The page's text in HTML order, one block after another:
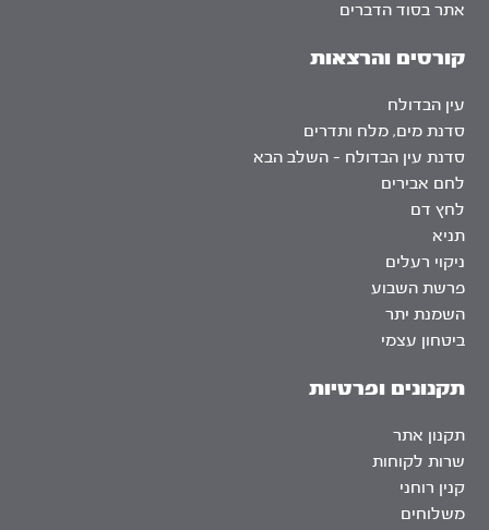
אתר בסוד הדברים
קורסים והרצאות
עין הבדולח
סדנת מים, מלח ותדרים
סדנת עין הבדולח – השלב הבא
לחם אבירים
לחץ דם
תניא
ניקוי רעלים
פרשת השבוע
השמנת יתר
ביטחון עצמי
תקנונים ופרטיות
תקנון אתר
שרות לקוחות
קנין רוחני
משלוחים